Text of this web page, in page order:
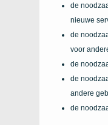
de
nieuwe
de
voor
de
de
andere
de